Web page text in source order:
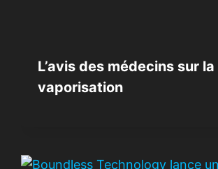
L’avis des médecins sur la
vaporisation